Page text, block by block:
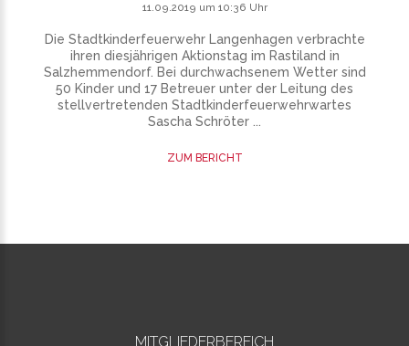
11.09.2019 um 10:36 Uhr
Die Stadtkinderfeuerwehr Langenhagen verbrachte
ihren diesjährigen Aktionstag im Rastiland in
Salzhemmendorf. Bei durchwachsenem Wetter sind
50 Kinder und 17 Betreuer unter der Leitung des
stellvertretenden Stadtkinderfeuerwehrwartes
Sascha Schröter ...
ZUM BERICHT
MITGLIEDERBEREICH